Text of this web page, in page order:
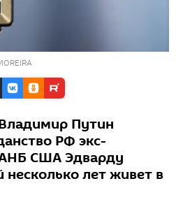
Путин
РФ экс-
США Эдварду
лет живет в